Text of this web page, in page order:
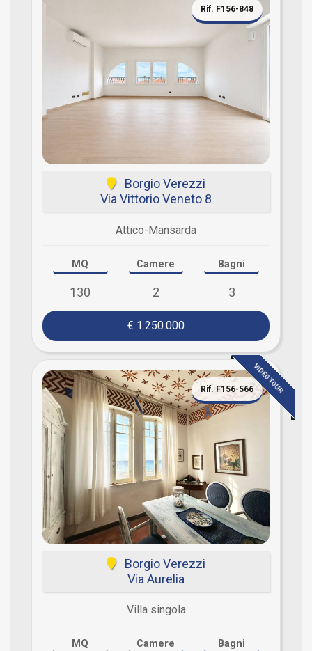
Rif. F156-848
Borgio Verezzi
Via Vittorio Veneto 8
Attico-Mansarda
MQ
130
Camere
2
Bagni
3
€ 1.250.000
VIDEO TOUR
Rif. F156-566
Borgio Verezzi
Via Aurelia
Villa singola
MQ Camere Bagni